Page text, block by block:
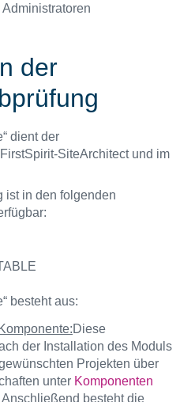
der
dient der
SiteArchitect und im
ist in den folgenden
besteht aus:
Diese
der Installation des Moduls
Projekten über
unter Komponenten
besteht die